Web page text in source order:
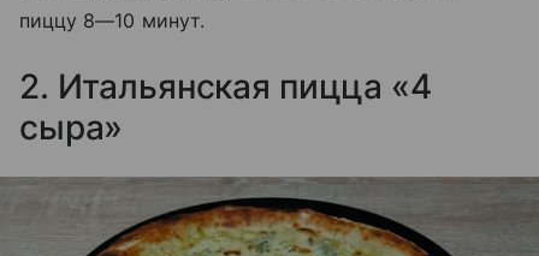
пиццу 8—10 минут.
2. Итальянская пицца «4
сыра»